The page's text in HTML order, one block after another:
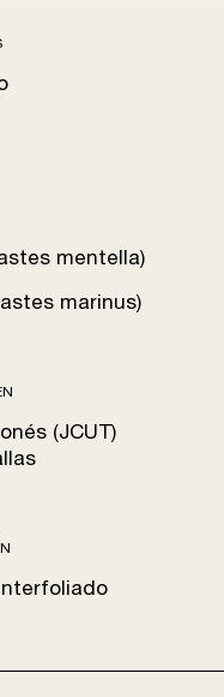
mentella)
marinus)
(JCUT)